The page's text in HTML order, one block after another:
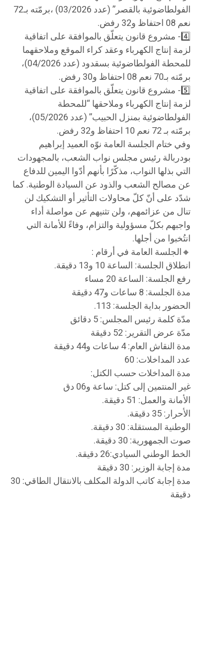
الفولطاضوئية بالقصر” (عدد 03/2026) ،برمّته بـ72
نعم 08 احتفاظ و32 رفض.
4️⃣- مشروع قانون يتعلّق بالموافقة على اتفاقية
لزمة إنتاج الكهرباء وعقد كراء الموقع وملاحقهما
للمحطة الفولطاضوئية بسقدود (عدد 04/2026)،
برمّته بـ70 نعم 08 احتفاظ و30 رفض.
5️⃣- مشروع قانون يتعلّق بالموافقة على اتفاقية
لزمة إنتاج الكهرباء وملاحقها “للمحطة
الفولطاضوئية بمنزل الحبيب” (عدد 05/2026)،
برمّته بـ 72 نعم 10 احتفاظ و32 رفض.
وفي ختام الجلسة العامة نوّه العميد إبراهيم
بودربالة رئيس مجلس نواب الشعب، بالمجهودات
التي بذلها النواب، مذكّرًا بأنهم أدّوا اليمين للدفاع
عن مصالح الشعب والذود عن السيادة الوطنية. كما
شدّد على أنّ كلّ محاولات التأثير أو التشكيك لن
تنال من عزائمهم، ولن تثنيهم عن مواصلة أداء
واجبهم بكلّ مسؤولية والتزام، وفاءً للأمانة التي
انتُخبوا من أجلها.
🔸الجلسة العامة في أرقام :
انطلاق الجلسة: الساعة 10 و13 دقيقة.
رفع الجلسة: الساعة 20 مساء
مدة الجلسة: 8 ساعات و47 دقيقة
الحضور بداية الجلسة: 113.
مدّة كلمة رئيس المجلس: 5 دقائق
مدّة عرض التقرير: 52 دقيقة
مدة النقاش العام: 4 ساعات و44 دقيقة
عدد المداخلات: 60
مدة المداخلات حسب الكتل:
غير المنتمين إلى كتل: ساعة و06 دق
الأمانة والعمل: 51 دقيقة.
الأحرار: 35 دقيقة.
الوطنية المستقلة: 30 دقيقة.
صوت الجمهورية: 30 دقيقة.
الخط الوطني السيادي:26 دقيقة.
مدة إجابة الوزير: 30 دقيقة
مدة إجابة كاتب الدولة المكلف بالانتقال الطاقي: 30
دقيقة